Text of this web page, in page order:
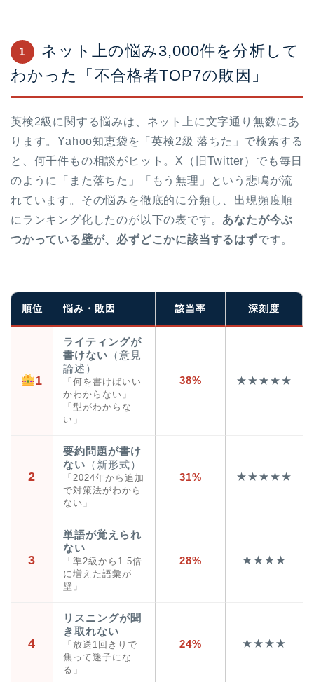
1
ネット上の悩み3,000件を分析して
わかった「不合格者TOP7の敗因」
英検2級に関する悩みは、ネット上に文字通り無数にあ
ります。Yahoo知恵袋を「英検2級 落ちた」で検索する
と、何千件もの相談がヒット。X（旧Twitter）でも毎日
のように「また落ちた」「もう無理」という悲鳴が流
れています。その悩みを徹底的に分類し、出現頻度順
にランキング化したのが以下の表です。 あなたが今ぶ
つかっている壁が、必ずどこかに該当するはずです。
順位 悩み・敗因 該当率 深刻度
1
ライティングが
書けない （意見
論述）
「何を書けばいい
かわからない」
「型がわからな
い」
38% ★★★★★
2
要約問題が書け
ない （新形式）
「2024年から追加
で対策法がわから
ない」
31% ★★★★★
3
単語が覚えられ
ない
「準2級から1.5倍
に増えた語彙が
壁」
28% ★★★★
4
リスニングが聞
き取れない
「放送1回きりで
焦って迷子にな
る」
24% ★★★★